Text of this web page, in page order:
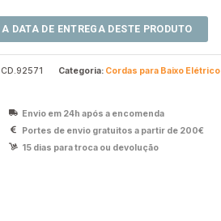
CD.92571 Categoria: Cordas para Baixo Elétrico
Envio em 24h após a encomenda
Portes de envio gratuitos a partir de 200€
15 dias para troca ou devolução